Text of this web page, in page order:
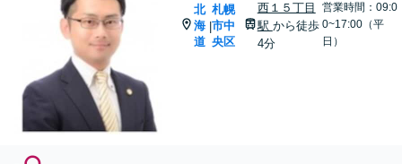
北
海
道
|
札幌
市中
央区
西１５丁目
駅 から徒歩
4分
営業時間：09:0
0~17:00（平
日）